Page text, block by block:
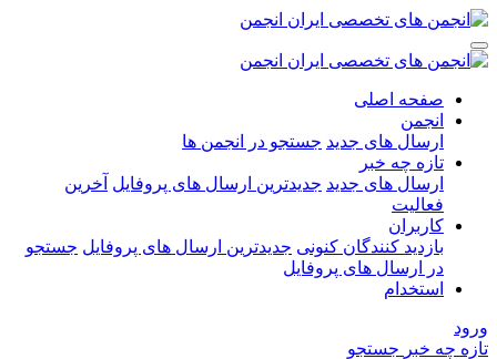
صفحه اصلی
انجمن
ارسال های جدید جستجو در انجمن ها
تازه چه خبر
ارسال های جدید جدیدترین ارسال های پروفایل آخرین
فعالیت
کاربران
بازدید کنندگان کنونی جدیدترین ارسال های پروفایل جستجو
در ارسال های پروفایل
استخدام
ورود
تازه چه خبر جستجو